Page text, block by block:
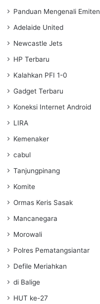
Panduan Mengenali Emiten
Adelaide United
Newcastle Jets
HP Terbaru
Kalahkan PFI 1-0
Gadget Terbaru
Koneksi Internet Android
LIRA
Kemenaker
cabul
Tanjungpinang
Komite
Ormas Keris Sasak
Mancanegara
Morowali
Polres Pematangsiantar
Defile Meriahkan
di Balige
HUT ke-27